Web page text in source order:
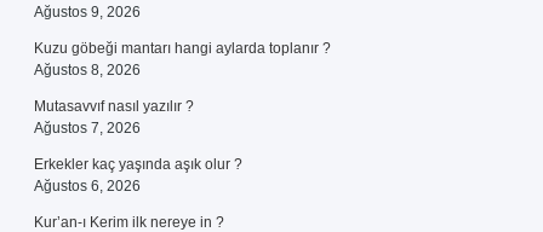
Ağustos 9, 2026
Kuzu göbeği mantarı hangi aylarda toplanır ?
Ağustos 8, 2026
Mutasavvıf nasıl yazılır ?
Ağustos 7, 2026
Erkekler kaç yaşında aşık olur ?
Ağustos 6, 2026
Kur’an-ı Kerim ilk nereye in ?